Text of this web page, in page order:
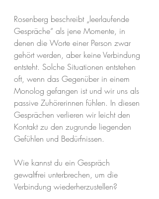
Rosenberg beschreibt „leerlaufende
Gespräche“ als jene Momente, in
denen die Worte einer Person zwar
gehört werden, aber keine Verbindung
entsteht. Solche Situationen entstehen
oft, wenn das Gegenüber in einem
Monolog gefangen ist und wir uns als
passive Zuhörerinnen fühlen. In diesen
Gesprächen verlieren wir leicht den
Kontakt zu den zugrunde liegenden
Gefühlen und Bedürfnissen.
Wie kannst du ein Gespräch
gewaltfrei unterbrechen, um die
Verbindung wiederherzustellen?